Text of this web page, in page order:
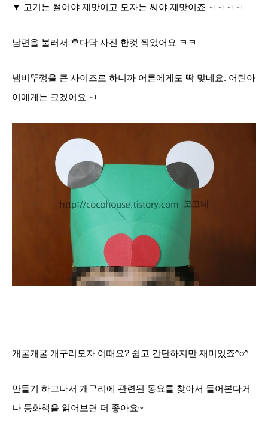
▼ 고기는 썰어야 제맛이고 모자는 써야 제맛이죠 ㅋㅋㅋㅋ
남편을 불러서 후다닥 사진 한컷 찍었어요 ㅋㅋ
냄비뚜껑을 큰 사이즈로 하니까 어른에게도 딱 맞네요. 어린아
이에게는 크겠어요 ㅋ
개굴개굴 개구리모자 어때요? 쉽고 간단하지만 재미있죠^o^
만들기 하고나서 개구리에 관련된 동요를 찾아서 들어본다거
나 동화책을 읽어보면 더 좋아요~